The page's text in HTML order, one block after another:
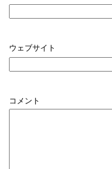
ウェブサイト
コメント